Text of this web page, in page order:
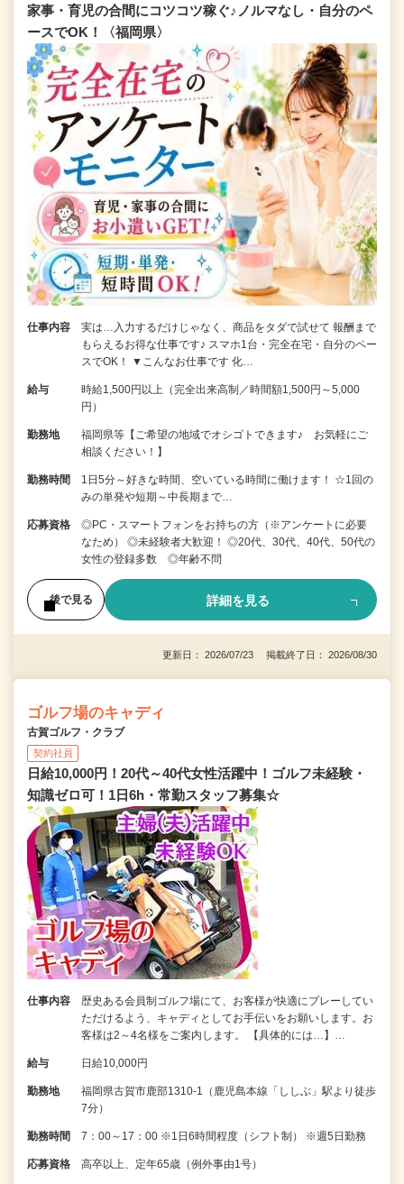
家事・育児の合間にコツコツ稼ぐ♪ノルマなし・自分のペ
ースでOK！〈福岡県〉
仕事内容
実は…入力するだけじゃなく、商品をタダで試せて 報酬まで
もらえるお得な仕事です♪ スマホ1台・完全在宅・自分のペー
スでOK！ ▼こんなお仕事です 化…
給与
時給1,500円以上（完全出来高制／時間額1,500円～5,000
円）
勤務地
福岡県等【ご希望の地域でオシゴトできます♪ お気軽にご
相談ください！】
勤務時間
1日5分～好きな時間、空いている時間に働けます！ ☆1回の
みの単発や短期～中長期まで…
応募資格
◎PC・スマートフォンをお持ちの方（※アンケートに必要
なため） ◎未経験者大歓迎！ ◎20代、30代、40代、50代の
女性の登録多数 ◎年齢不問
後で見る 詳細を見る
更新日： 2026/07/23 掲載終了日： 2026/08/30
ゴルフ場のキャディ
古賀ゴルフ・クラブ
契約社員
日給10,000円！20代～40代女性活躍中！ゴルフ未経験・
知識ゼロ可！1日6h・常勤スタッフ募集☆
仕事内容
歴史ある会員制ゴルフ場にて、お客様が快適にプレーしてい
ただけるよう、キャディとしてお手伝いをお願いします。お
客様は2～4名様をご案内します。 【具体的には…】…
給与 日給10,000円
勤務地
福岡県古賀市鹿部1310-1（鹿児島本線「ししぶ」駅より徒歩
7分）
勤務時間 7：00～17：00 ※1日6時間程度（シフト制） ※週5日勤務
応募資格 高卒以上、定年65歳（例外事由1号）